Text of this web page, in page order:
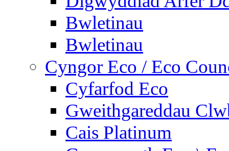
Bwletinau
Bwletinau
Cyngor Eco / Eco
Cyfarfod Eco
Gweithgareddau
Cais Platinum